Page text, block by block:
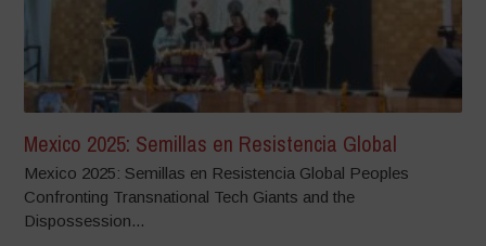
Mexico 2025: Semillas en Resistencia Global
Mexico 2025: Semillas en Resistencia Global Peoples
Confronting Transnational Tech Giants and the
Dispossession...